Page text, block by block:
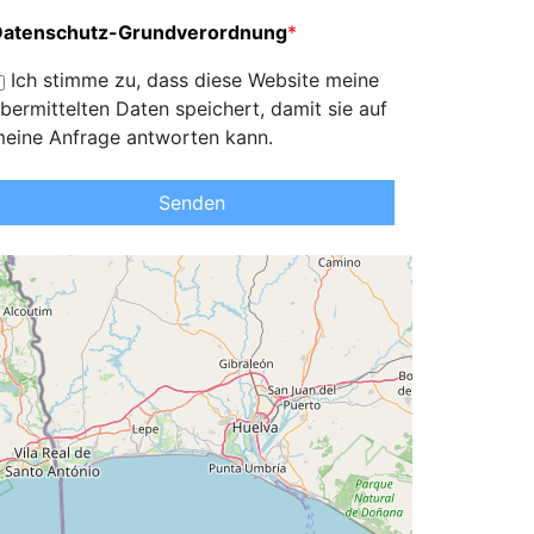
Grundverordnung*
Ich stimme zu, dass diese Website meine
Daten speichert, damit sie auf
Anfrage antworten kann.
Senden